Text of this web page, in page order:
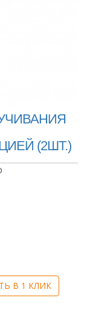
(2ШТ.)
В 1 КЛИК